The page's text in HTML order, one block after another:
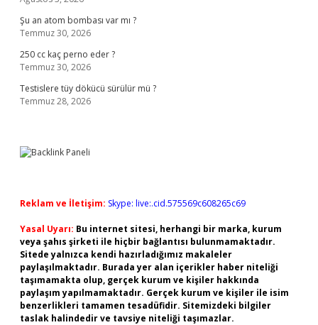
Şu an atom bombası var mı ?
Temmuz 30, 2026
250 cc kaç perno eder ?
Temmuz 30, 2026
Testislere tüy dökücü sürülür mü ?
Temmuz 28, 2026
Reklam ve İletişim: Skype: live:.cid.575569c608265c69
Yasal Uyarı: Bu internet sitesi, herhangi bir marka, kurum
veya şahıs şirketi ile hiçbir bağlantısı bulunmamaktadır.
Sitede yalnızca kendi hazırladığımız makaleler
paylaşılmaktadır. Burada yer alan içerikler haber niteliği
taşımamakta olup, gerçek kurum ve kişiler hakkında
paylaşım yapılmamaktadır. Gerçek kurum ve kişiler ile isim
benzerlikleri tamamen tesadüfidir. Sitemizdeki bilgiler
taslak halindedir ve tavsiye niteliği taşımazlar.